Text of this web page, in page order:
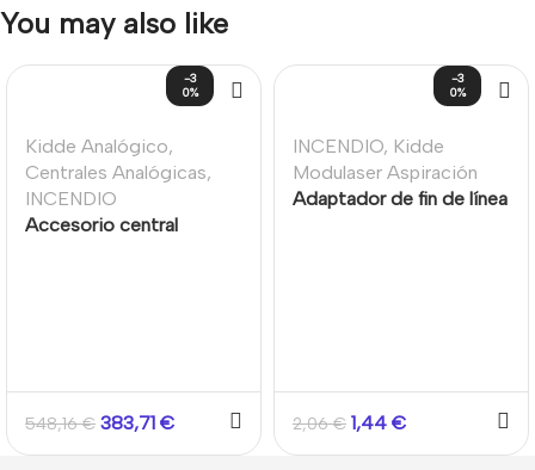
You may also like
-3
0%
Kidde Analógico,
Centrales Analógicas,
INCENDIO
Accesorio central
548,16€ 383,71 €
-3
0%
INCENDIO, Kidde
Modulaser Aspiración
Adaptador de fin de línea
2,06€ 1,44 €